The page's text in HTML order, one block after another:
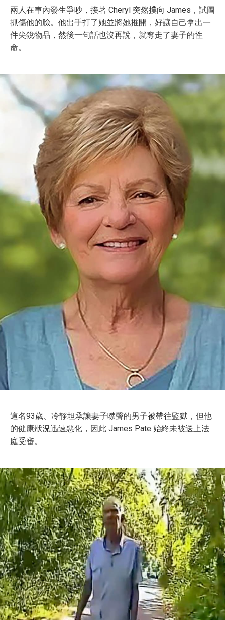
兩人在車內發生爭吵，接著 Cheryl 突然撲向 James，試圖
抓傷他的臉。他出手打了她並將她推開，好讓自己拿出一
件尖銳物品，然後一句話也沒再說，就奪走了妻子的性
命。
這名93歲、冷靜坦承讓妻子噤聲的男子被帶往監獄，但他
的健康狀況迅速惡化，因此 James Pate 始終未被送上法
庭受審。